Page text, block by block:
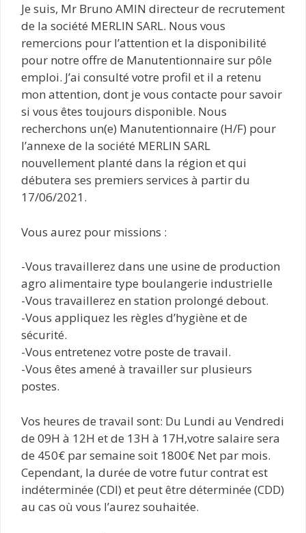
Je suis, Mr Bruno AMIN directeur de recrutement
de la société MERLIN SARL. Nous vous
remercions pour l’attention et la disponibilité
pour notre offre de Manutentionnaire sur pôle
emploi. J’ai consulté votre profil et il a retenu
mon attention, dont je vous contacte pour savoir
si vous êtes toujours disponible. Nous
recherchons un(e) Manutentionnaire (H/F) pour
l’annexe de la société MERLIN SARL
nouvellement planté dans la région et qui
débutera ses premiers services à partir du
17/06/2021.
Vous aurez pour missions :
-Vous travaillerez dans une usine de production
agro alimentaire type boulangerie industrielle
-Vous travaillerez en station prolongé debout.
-Vous appliquez les règles d’hygiène et de
sécurité.
-Vous entretenez votre poste de travail.
-Vous êtes amené à travailler sur plusieurs
postes.
Vos heures de travail sont: Du Lundi au Vendredi
de 09H à 12H et de 13H à 17H,votre salaire sera
de 450€ par semaine soit 1800€ Net par mois.
Cependant, la durée de votre futur contrat est
indéterminée (CDI) et peut être déterminée (CDD)
au cas où vous l’aurez souhaitée.